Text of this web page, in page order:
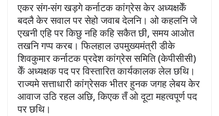
एकर संग-संग खड़गे कर्नाटक कांग्रेस केर अध्यक्षकेँ
बदलै केर सवाल पर सेहो जवाब देलनि। ओ कहलनि जे
एखनी एहि पर किछु नहि कहि सकैत छी, समय आओत
तखनि गप्प करब। फिलहाल उपमुख्यमंत्री डीके
शिवकुमार कर्नाटक प्रदेश कांग्रेस समिति (केपीसीसी)
केँ अध्यक्षक पद पर विस्तारित कार्यकालक लेल छथि।
राज्यमे सत्ताधारी कांग्रेसक भीतर हुनक जगह लेबय केर
आवाज उठि रहल अछि, किएक तँ ओ दूटा महत्वपूर्ण पद
पर छथि।